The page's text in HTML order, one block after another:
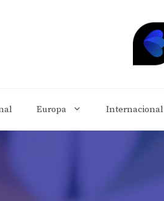
Europa Internacional